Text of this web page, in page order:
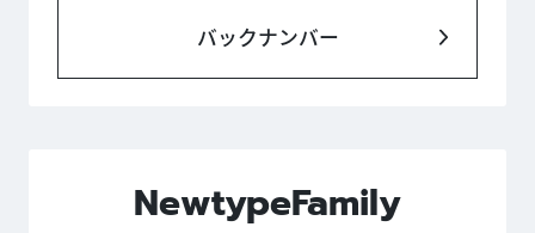
バックナンバー
NewtypeFamily